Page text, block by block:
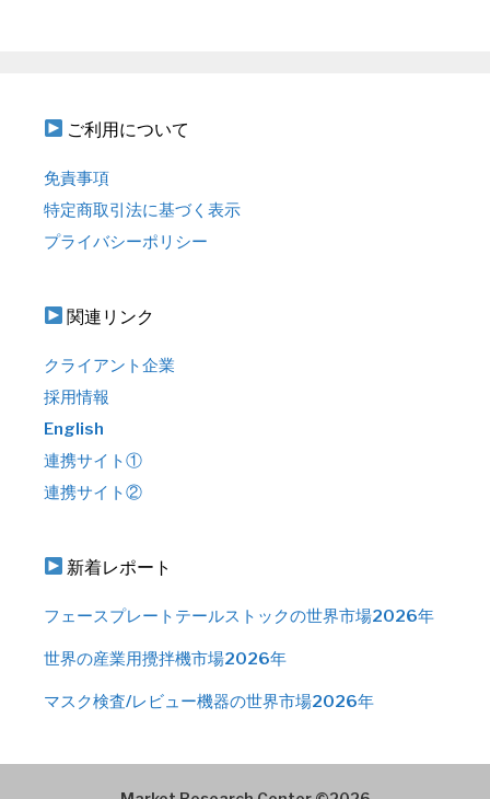
ご利用について
免責事項
特定商取引法に基づく表示
プライバシーポリシー
関連リンク
クライアント企業
採用情報
English
連携サイト①
連携サイト②
新着レポート
フェースプレートテールストックの世界市場2026年
世界の産業用攪拌機市場2026年
マスク検査/レビュー機器の世界市場2026年